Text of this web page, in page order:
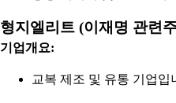
형지엘리트 (이재명 관련
기업개요:
교복 제조 및 유통 기업입